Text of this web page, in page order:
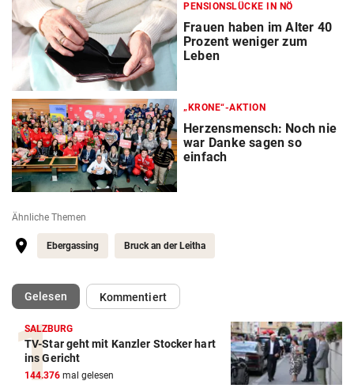
PENSIONSLÜCKE IN NÖ
Frauen haben im Alter 40
Prozent weniger zum
Leben
„KRONE“-AKTION
Herzensmensch: Noch nie
war Danke sagen so
einfach
Ähnliche Themen
Ebergassing Bruck an der Leitha
Gelesen(ausgewählt)Kommentiert
SALZBURG
TV-Star geht mit Kanzler Stocker hart
ins Gericht
144.376 mal gelesen